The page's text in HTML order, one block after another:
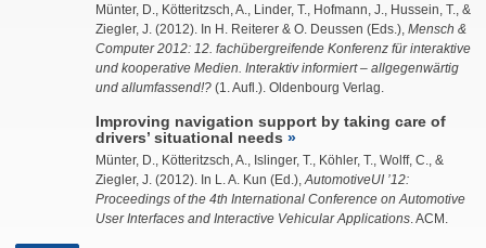
Münter, D. Kötteritzsch, A. Linder, T. , Hofmann, J., Hussein, T.
, &
Ziegler, J. (2012). In H. Reiterer & O. Deussen (Eds.), Mensch &
Computer 2012: 12. fachübergreifende Konferenz für interaktive
und kooperative Medien. Interaktiv informiert – allgegenwärtig
und allumfassend!? (1. Aufl.). Oldenbourg Verlag.
Improving navigation support by taking care of
drivers’ situational needs
Münter, D. Kötteritzsch, A.
, Islinger, T., Köhler, T., Wolff, C., &
Ziegler, J. (2012). In L. A. Kun (Ed.), AutomotiveUI ’12:
Proceedings of the 4th International Conference on Automotive
User Interfaces and Interactive Vehicular Applications . ACM.